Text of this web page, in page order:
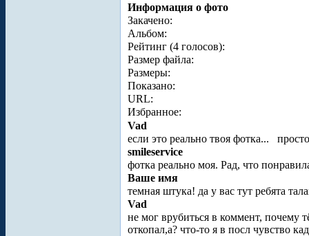
Информация о фото
Закачено:
Альбом:
Рейтинг (4 голосов):
Размер файла:
Размеры:
Показано:
URL:
Избранное:
Vad
если это реально твоя фотка...
smileservice
фотка реально моя. Рад, что
Ваше имя
темная штука! да у вас тут ребята
Vad
не мог врубиться в коммент, почему
откопал,а? что-то я в посл чувство